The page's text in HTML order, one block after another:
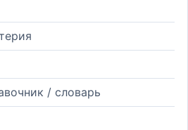
/ словарь